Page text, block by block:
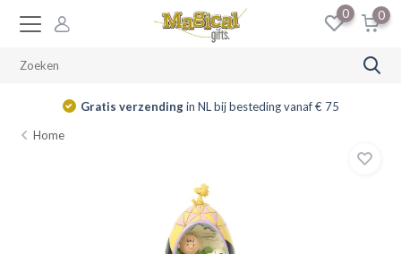
0 0
Gratis verzendingin NL bij besteding vanaf € 75
Home